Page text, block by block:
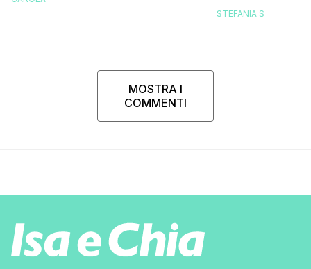
replica dell’ex
STEFANIA S
MOSTRA I
COMMENTI